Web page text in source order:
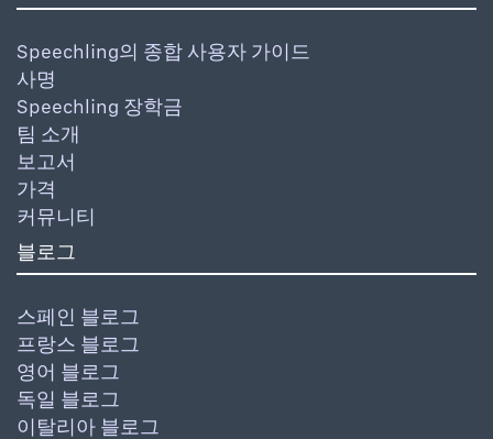
Speechling의 종합 사용자 가이드
사명
Speechling 장학금
팀 소개
보고서
가격
커뮤니티
블로그
스페인 블로그
프랑스 블로그
영어 블로그
독일 블로그
이탈리아 블로그